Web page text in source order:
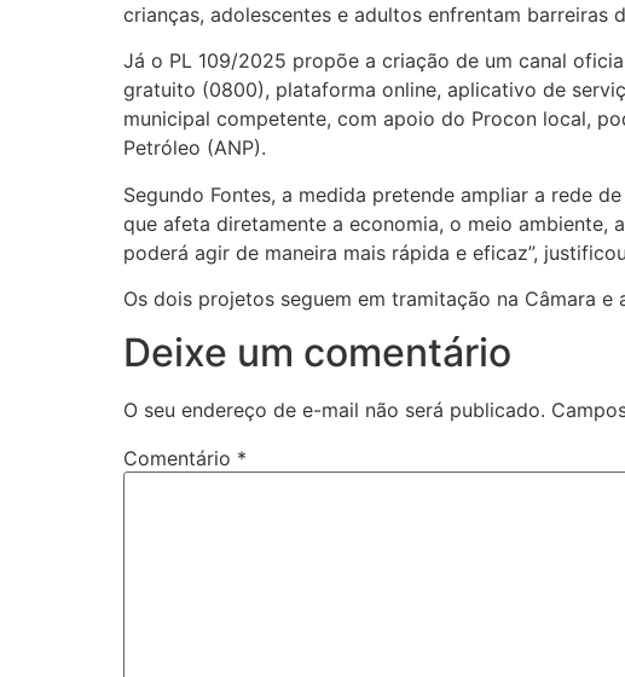
crianças, adolescentes e adultos enfrentam barreiras
Já o PL 109/2025 propõe a criação de um canal
gratuito (0800), plataforma online, aplicativo de
municipal competente, com apoio do Procon local,
Petróleo (ANP).
Segundo Fontes, a medida pretende ampliar a rede
que afeta diretamente a economia, o meio ambiente,
poderá agir de maneira mais rápida e eficaz”,
Os dois projetos seguem em tramitação na Câmara
Deixe um comentário
O seu endereço de e-mail não será publicado.
Comentário *